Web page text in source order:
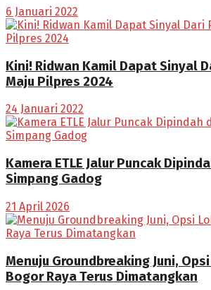
6 Januari 2022
Kini! Ridwan Kamil Dapat Sinyal
Maju Pilpres 2024
24 Januari 2022
Kamera ETLE Jalur Puncak
Simpang Gadog
21 April 2026
Menuju Groundbreaking Juni,
Bogor Raya Terus Dimatangkan